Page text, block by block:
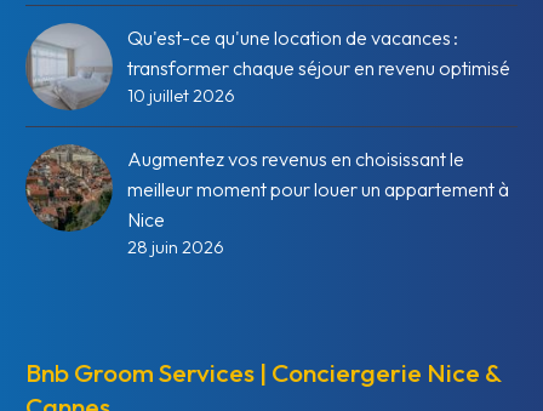
Qu'est-ce qu'une location de vacances :
transformer chaque séjour en revenu optimisé
10 juillet 2026
Augmentez vos revenus en choisissant le
meilleur moment pour louer un appartement à
Nice
28 juin 2026
Bnb Groom Services | Conciergerie Nice &